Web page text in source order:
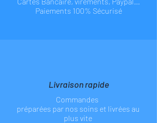
Paiements 100% Sécurisé
Livraison rapide
Commandes
préparées par nos soins et livrées au
plus vite